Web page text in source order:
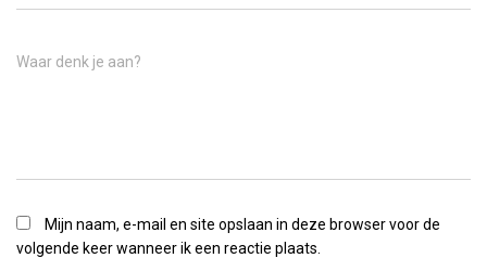
Waar denk je aan?
Mijn naam, e-mail en site opslaan in deze browser voor de
volgende keer wanneer ik een reactie plaats.